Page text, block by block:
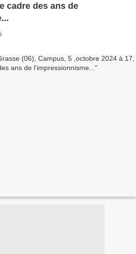
des ans de